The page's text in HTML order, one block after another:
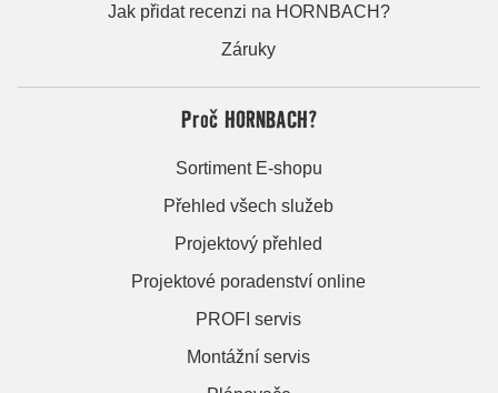
Jak přidat recenzi na HORNBACH?
Záruky
Proč HORNBACH?
Sortiment E-shopu
Přehled všech služeb
Projektový přehled
Projektové poradenství online
PROFI servis
Montážní servis